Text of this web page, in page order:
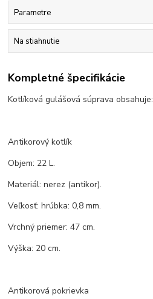
Parametre
Na stiahnutie
Kompletné špecifikácie
Kotlíková gulášová súprava obsahuje:
Antikorový kotlík
Objem: 22 L.
Materiál: nerez (antikor).
Veľkosť: hrúbka: 0,8 mm.
Vrchný priemer: 47 cm.
Výška: 20 cm.
Antikorová pokrievka